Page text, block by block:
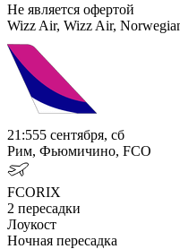
Не является офертой
Wizz Air, Wizz Air,
21:555 сентября, сб
Рим, Фьюмичино, FCO
FCORIX
2 пересадки
Лоукост
Ночная пересадка